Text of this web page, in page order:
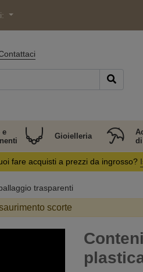
e
Gioielleria
fare acquisti a prezzi da ingrosso?
trasparenti
scorte